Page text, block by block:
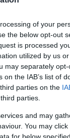
of your
the below opt-out
is processed
utilized by us
may separately
the IAB’s list of
parties on the
parties.
and may
You may
for below